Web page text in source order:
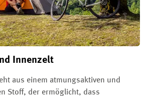
Innenzelt
aus einem atmungsaktiven und
Stoff, der ermöglicht, dass